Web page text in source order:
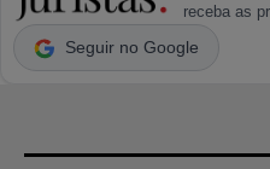
receba as
Seguir no Google